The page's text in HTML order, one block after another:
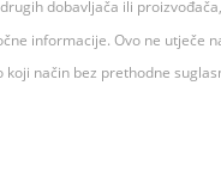
dobavljača ili
informacije. Ovo ne utječe
način bez prethodne